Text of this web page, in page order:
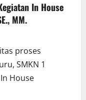
In House
MM.
proses
SMKN 1
House